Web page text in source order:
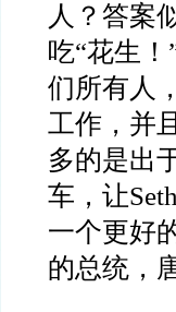
人？答案
吃“花生！
们所有人
工作，并
多的是出
车，让
一个更好
的总统，